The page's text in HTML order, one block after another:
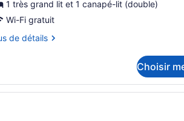
1 très grand lit et 1 canapé-lit (double)
Wi-Fi gratuit
de détails
Choisir
pergola, de mobilier d’extérieur et offrant une